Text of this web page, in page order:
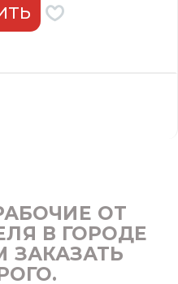
ОТ
В ГОРОДЕ
ЗАКАЗАТЬ